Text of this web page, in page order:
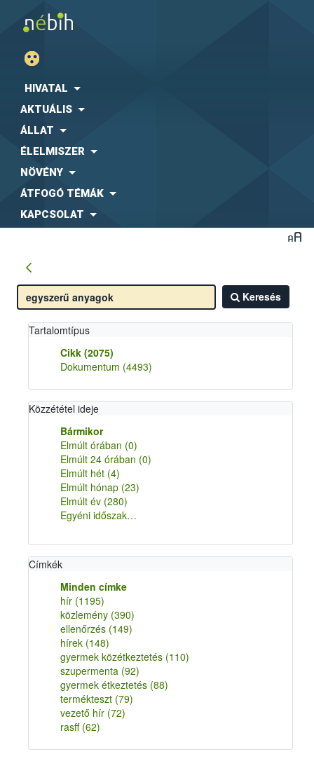
HIVATAL
AKTUÁLIS
ÁLLAT
ÉLELMISZER
NÖVÉNY
ÁTFOGÓ TÉMÁK
KAPCSOLAT
Keresés
Tartalomtípus
Cikk (2075)
Dokumentum (4493)
Közzététel ideje
Bármikor
Elmúlt órában (0)
Elmúlt 24 órában (0)
Elmúlt hét (4)
Elmúlt hónap (23)
Elmúlt év (280)
Egyéni időszak…
Címkék
Minden címke
hír (1195)
közlemény (390)
ellenőrzés (149)
hírek (148)
gyermek közétkeztetés (110)
szupermenta (92)
gyermek étkeztetés (88)
termékteszt (79)
vezető hír (72)
rasff (62)